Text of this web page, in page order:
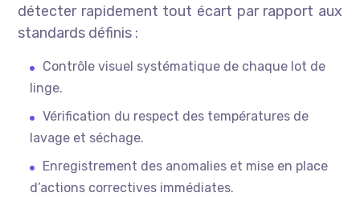
détecter rapidement tout écart par rapport aux
standards définis :
Contrôle visuel systématique de chaque lot de
linge.
Vérification du respect des températures de
lavage et séchage.
Enregistrement des anomalies et mise en place
d’actions correctives immédiates.